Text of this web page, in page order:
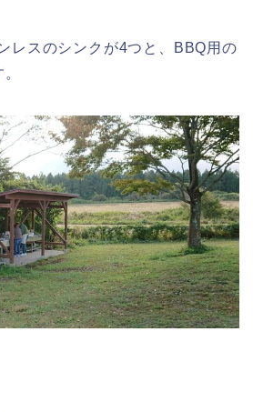
レスのシンクが4つと、BBQ用の